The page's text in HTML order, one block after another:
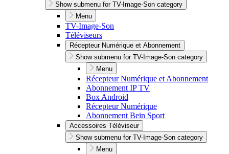
Show submenu for TV-Image-Son category
Menu
TV-Image-Son
Téléviseurs
Récepteur Numérique et Abonnement
Show submenu for TV-Image-Son category
Menu
Récepteur Numérique et Abonnement
Abonnement IP TV
Box Android
Récepteur Numérique
Abonnement Bein Sport
Accessoires Téléviseur
Show submenu for TV-Image-Son category
Menu